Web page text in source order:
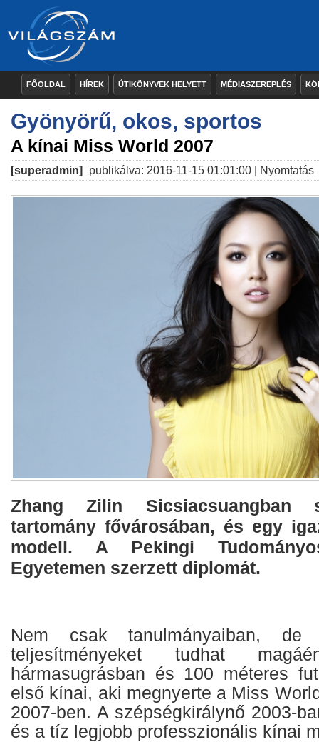
FŐOLDAL HÍREK ÚTIKÖNYVEK HELYETT MÉDIASZEREPLÉS
Gyönyörű, okos, sportos
A kínai Miss World 2007
[superadmin] publikálva: 2016-11-15 01:01:00 | Nyomtatás
Zhang Zilin Sicsiacsuangban
tartomány fővárosában, és egy
modell. A Pekingi
Egyetemen szerzett diplomát.
Nem csak tanulmányaiban,
teljesítményeket tudhat
hármasugrásban és 100 méteres
első kínai, aki megnyerte a Miss
2007-ben. A szépségkirálynő 2003-
és a tíz legjobb professzionális kínai